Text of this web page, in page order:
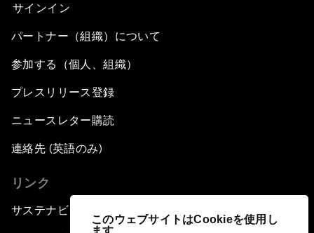
このウェブサイトはCookieを使用し
ます
サインイン
パートナー（組織）について
参加する（個人、組織）
プレスリリース登録
ニュースレター購読
連絡先 (英語のみ)
リンク
サステナビリティへの取り組み